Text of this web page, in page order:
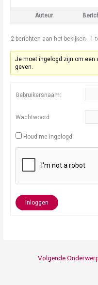
Auteur
2 berichten aan het bekijken - 1
Je moet ingelogd zijn om een
geven.
Gebruikersnaam:
Wachtwoord:
Houd me ingelogd
Inloggen
Volgende